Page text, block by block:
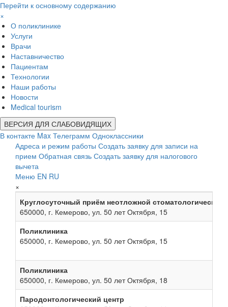
Перейти к основному содержанию
×
О поликлинике
Услуги
Врачи
Наставничество
Пациентам
Технологии
Наши работы
Новости
Medical tourism
ВЕРСИЯ ДЛЯ СЛАБОВИДЯЩИХ
В контакте Max Телеграмм Одноклассники
Адреса и режим работы Создать заявку для записи на
прием Обратная связь Создать заявку для налогового
вычета
Меню EN RU
×
Круглосуточный приём неотложной
650000, г. Кемерово, ул. 50 лет Октября, 15
Поликлиника
650000, г. Кемерово, ул. 50 лет Октября, 15
Поликлиника
650000, г. Кемерово, ул. 50 лет Октября, 18
Пародонтологический центр